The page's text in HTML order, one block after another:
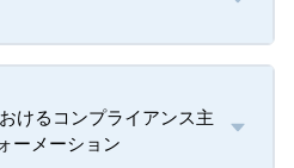
けるコンプライアンス主
ーメーション